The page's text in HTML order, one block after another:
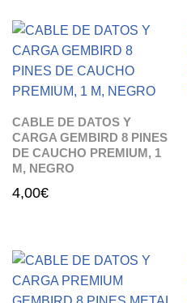
CABLE DE DATOS Y
CARGA GEMBIRD 8 PINES
DE CAUCHO PREMIUM, 1
M, NEGRO
4,00€